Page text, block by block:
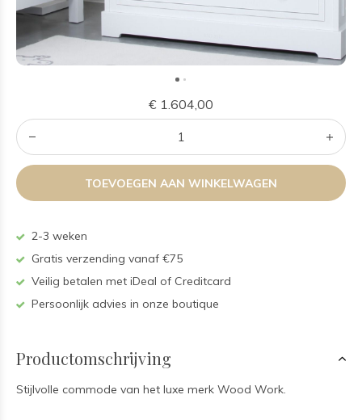
€ 1.604,00
TOEVOEGEN AAN WINKELWAGEN
2-3 weken
Gratis verzending vanaf €75
Veilig betalen met iDeal of Creditcard
Persoonlijk advies in onze boutique
Productomschrijving
Stijlvolle commode van het luxe merk Wood Work.